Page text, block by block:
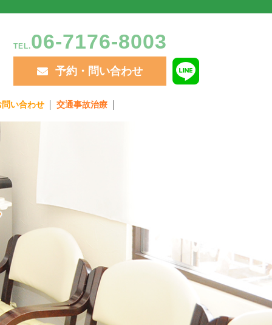
TEL.06-7176-8003
予約・問い合わせ
問い合わせ 交通事故治療